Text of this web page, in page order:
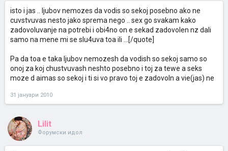
isto i jas .. ljubov nemozes da vodis so sekoj posebno ako ne
cuvstvuvas nesto jako sprema nego .. sex go svakam kako
zadovoluvanje na potrebi i obi4no on e sekad zadovolen nz dali
samo na mene mi se slu4uva toa ili ...[/quote]
Pa da toa e taka ljubov nemozesh da vodish so sekoj samo so
onoj za koj chustvuvash neshto posebno i toj za tewe a seks
moze d aimas so sekoj i ti si vo pravo toj e zadovoln a vie(jas) ne
31 јануари 2010
Lilit
Форумски идол